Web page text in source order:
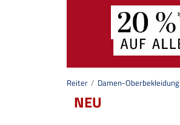
Reiter Damen-Oberbekleidung
NEU